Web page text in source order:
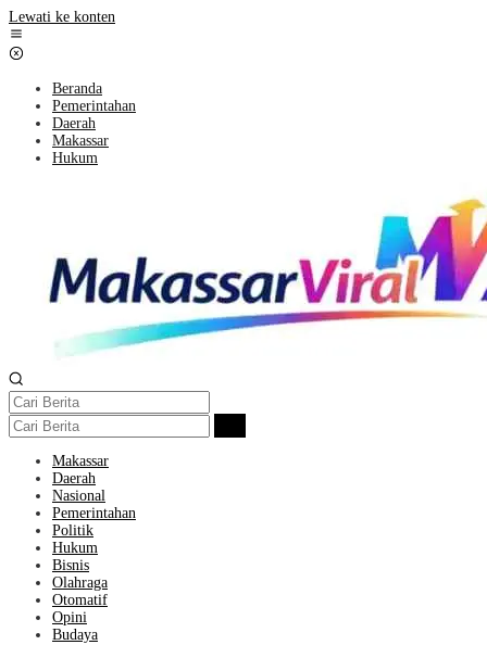
Lewati ke konten
Beranda
Pemerintahan
Daerah
Makassar
Hukum
Makassar
Daerah
Nasional
Pemerintahan
Politik
Hukum
Bisnis
Olahraga
Otomatif
Opini
Budaya